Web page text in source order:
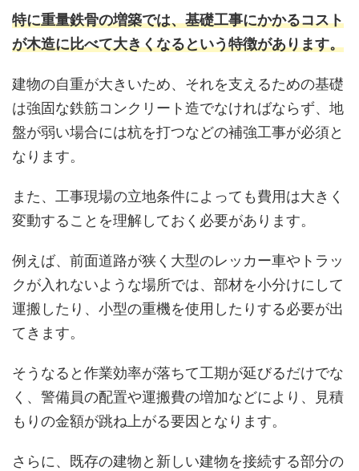
特に重量鉄骨の増築では、基礎工事にかかるコスト
が木造に比べて大きくなるという特徴があります。
建物の自重が大きいため、それを支えるための基礎
は強固な鉄筋コンクリート造でなければならず、地
盤が弱い場合には杭を打つなどの補強工事が必須と
なります。
また、工事現場の立地条件によっても費用は大きく
変動することを理解しておく必要があります。
例えば、前面道路が狭く大型のレッカー車やトラッ
クが入れないような場所では、部材を小分けにして
運搬したり、小型の重機を使用したりする必要が出
てきます。
そうなると作業効率が落ちて工期が延びるだけでな
く、警備員の配置や運搬費の増加などにより、見積
もりの金額が跳ね上がる要因となります。
さらに、既存の建物と新しい建物を接続する部分の